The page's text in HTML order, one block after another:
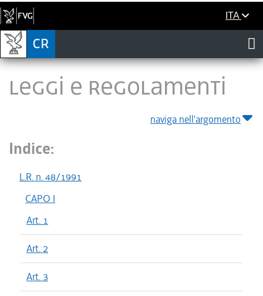
ITA
LEGGI E REGOLAMENTI
naviga nell'argomento
Indice:
L.R. n. 48/1991
CAPO I
Art. 1
Art. 2
Art. 3